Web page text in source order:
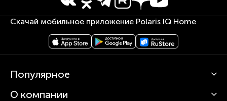
Скачай мобильное приложение Polaris IQ Home
Популярное
Кофемашины
О компании